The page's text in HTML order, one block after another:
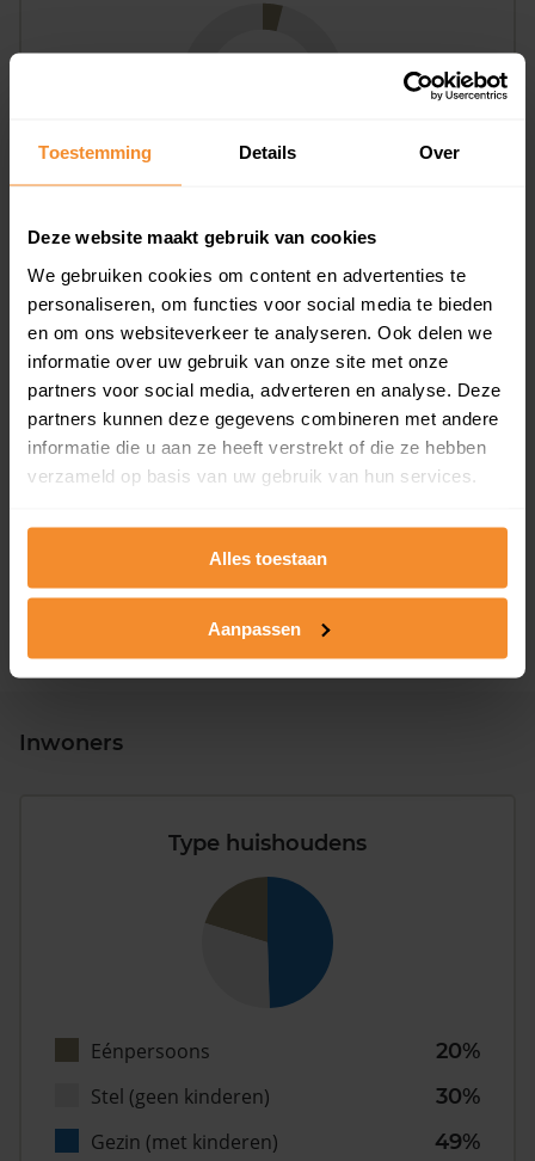
Toestemming Details Over
Deze website maakt gebruik van cookies
We gebruiken cookies om content en advertenties te
personaliseren, om functies voor social media te bieden
en om ons websiteverkeer te analyseren. Ook delen we
informatie over uw gebruik van onze site met onze
partners voor social media, adverteren en analyse. Deze
partners kunnen deze gegevens combineren met andere
informatie die u aan ze heeft verstrekt of die ze hebben
verzameld op basis van uw gebruik van hun services.
Alles toestaan
Aanpassen
T/m 1945
27%
2008 of later
5%
Inwoners
Type huishoudens
Eénpersoons
20%
Stel (geen kinderen)
30%
Gezin (met kinderen)
49%